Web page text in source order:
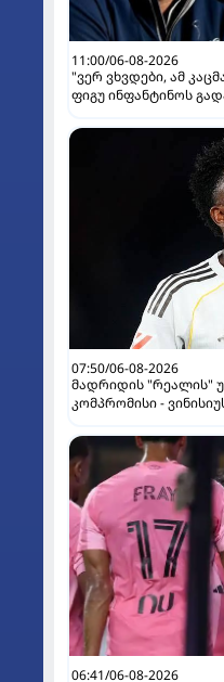
11:00/06-08-2026
"ვერ ვხვდები, ამ
ფიგუ ინფანტინოს
07:50/06-08-2026
მადრიდის "რეალის"
კომპრომისი -
06:41/06-08-2026